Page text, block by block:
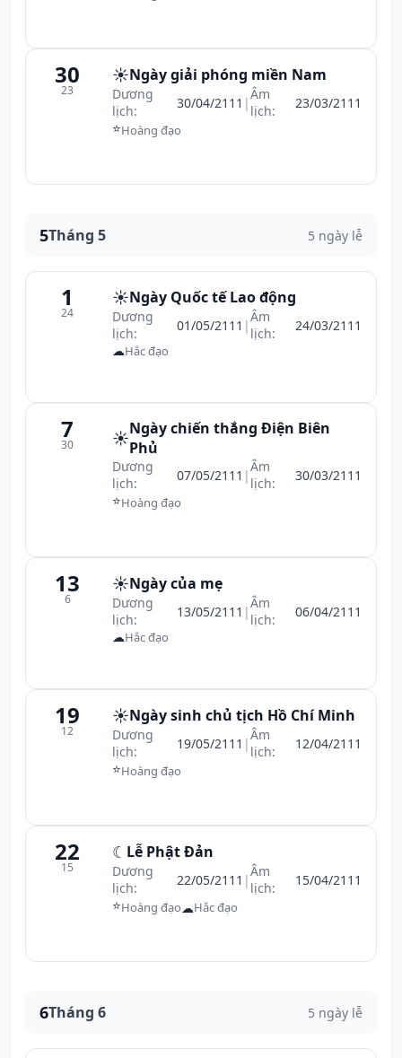
30
23
☀️Ngày giải phóng miền Nam
Dương
lịch:
30/04/2111 |Âm
lịch:
23/03/2111
⭐Hoàng đạo
5Tháng 5 5 ngày lễ
1
24
☀️Ngày Quốc tế Lao động
Dương
lịch:
01/05/2111 |Âm
lịch:
24/03/2111
☁Hắc đạo
7
30 ☀️Ngày chiến thắng Điện Biên
Phủ
Dương
lịch:
07/05/2111 |Âm
lịch:
30/03/2111
⭐Hoàng đạo
13
6
☀️Ngày của mẹ
Dương
lịch:
13/05/2111 |Âm
lịch:
06/04/2111
☁Hắc đạo
19
12
☀️Ngày sinh chủ tịch Hồ Chí Minh
Dương
lịch:
19/05/2111 |Âm
lịch:
12/04/2111
⭐Hoàng đạo
22
15
☾ Lễ Phật Đản
Dương
lịch:
22/05/2111 |Âm
lịch:
15/04/2111
⭐Hoàng đạo☁Hắc đạo
6Tháng 6 5 ngày lễ